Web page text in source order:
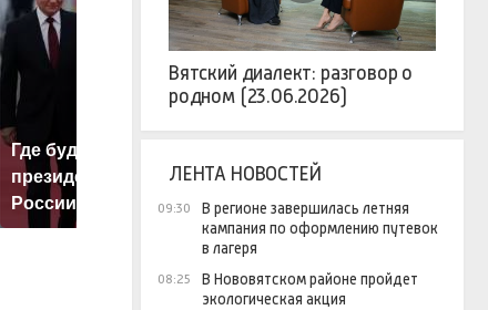
Где будет встреча
президентов США и
России: Европа?
готовую еду из
магазина: список
Вятский диалект: разговор о
родном (23.06.2026)
ЛЕНТА НОВОСТЕЙ
09:30
В регионе завершилась летняя
кампания по оформлению путевок
в лагеря
08:25
В Нововятском районе пройдет
экологическая акция